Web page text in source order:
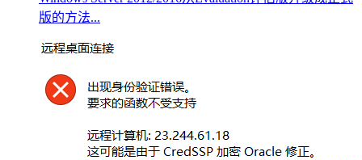
版的方法...